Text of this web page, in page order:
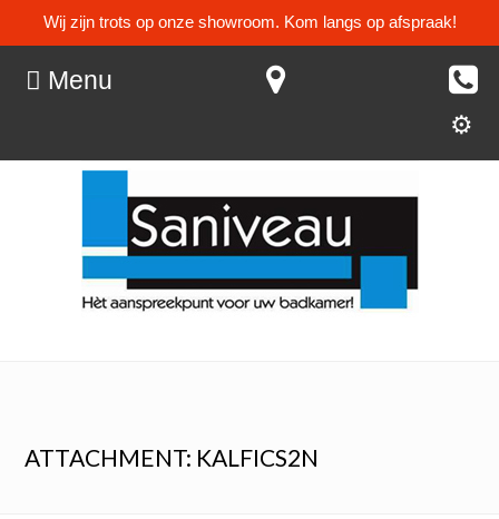
Wij zijn trots op onze showroom. Kom langs op afspraak!
Menu
ATTACHMENT: KALFICS2N